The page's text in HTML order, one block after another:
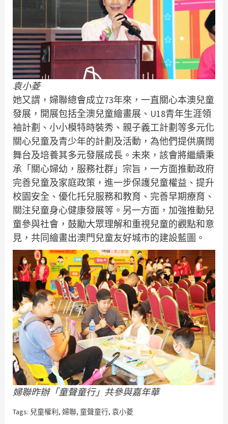
袁小菱
她又謂，婦聯總會成立73年來，一直關心本澳兒童
發展，開展包括全澳兒童繪畫展、U18青年生涯領
袖計劃、小小模特時裝秀、親子義工計劃等多元化
關心兒童及青少年的計劃及活動，為他們提供廣闊
舞台及培養其多元發展成長。未來，該會將繼續秉
承「關心婦幼，服務社群」宗旨，一方面推動政府
完善兒童及家庭政策，進一步保護兒童權益、提升
校園安全、優化托兒服務和教育、完善早期療育、
關注兒童身心健康發展等。另一方面，加強推動兒
童參與社會，鼓勵大眾理解和重視兒童的觀點和意
見，共同繪畫出澳門兒童友好城市的建設藍圖。
婦聯昨辦「童聲童行」共參與嘉年華
Tags: 兒童權利, 婦聯, 童聲童行, 袁小菱